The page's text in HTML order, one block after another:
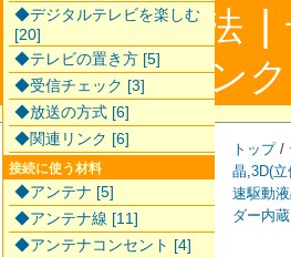
配線接続方法 |
合わせ|リンク
トップ/
晶,3D(
速駆動
ダー内蔵
◆デジタルテレビを楽しむ
[20]
◆テレビの置き方 [5]
◆受信チェック [3]
◆放送の方式 [6]
◆関連リンク [6]
接続に使う材料
◆アンテナ [5]
◆アンテナ線 [11]
◆アンテナコンセント [4]